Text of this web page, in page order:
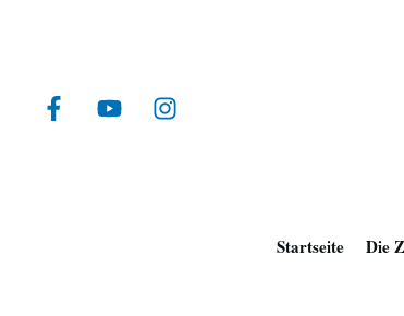
Startseite Die